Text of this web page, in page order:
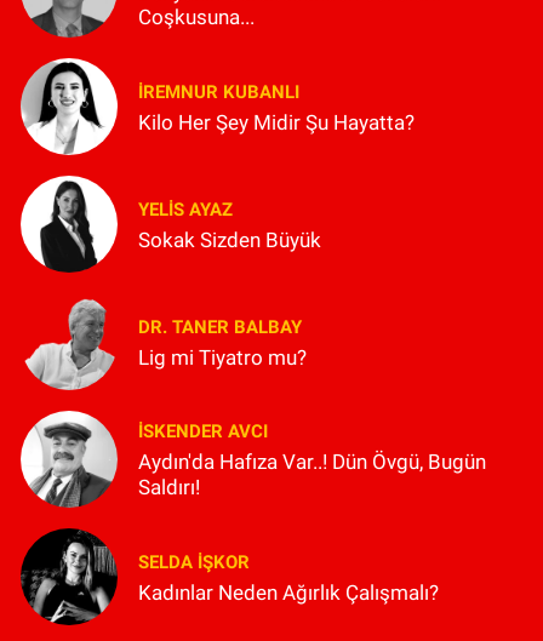
Coşkusuna...
İREMNUR KUBANLI
Kilo Her Şey Midir Şu Hayatta?
YELIS AYAZ
Sokak Sizden Büyük
DR. TANER BALBAY
Lig mi Tiyatro mu?
İSKENDER AVCI
Aydın'da Hafıza Var..! Dün Övgü, Bugün
Saldırı!
SELDA İŞKOR
Kadınlar Neden Ağırlık Çalışmalı?